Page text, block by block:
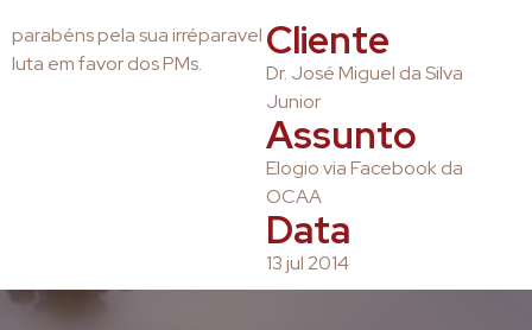
parabéns pela sua irréparavel
luta em favor dos PMs.
Cliente
Dr. José Miguel da Silva
Junior
Assunto
Elogio via Facebook da
OCAA
Data
13 jul 2014